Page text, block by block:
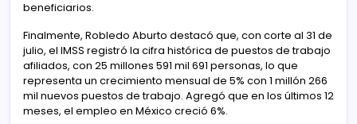
beneficiarios.
Finalmente, Robledo Aburto destacó que, con corte al 31 de
julio, el IMSS registró la cifra histórica de puestos de trabajo
afiliados, con 25 millones 591 mil 691 personas, lo que
representa un crecimiento mensual de 5% con 1 millón 266
mil nuevos puestos de trabajo. Agregó que en los últimos 12
meses, el empleo en México creció 6%.